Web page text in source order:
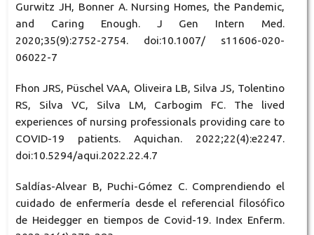
Gurwitz JH, Bonner A. Nursing Homes, the Pandemic,
and Caring Enough. J Gen Intern Med.
2020;35(9):2752-2754. doi:10.1007/ s11606-020-
06022-7
Fhon JRS, Püschel VAA, Oliveira LB, Silva JS, Tolentino
RS, Silva VC, Silva LM, Carbogim FC. The lived
experiences of nursing professionals providing care to
COVID-19 patients. Aquichan. 2022;22(4):e2247.
doi:10.5294/aqui.2022.22.4.7
Saldías-Alvear B, Puchi-Gómez C. Comprendiendo el
cuidado de enfermería desde el referencial filosófico
de Heidegger en tiempos de Covid-19. Index Enferm.